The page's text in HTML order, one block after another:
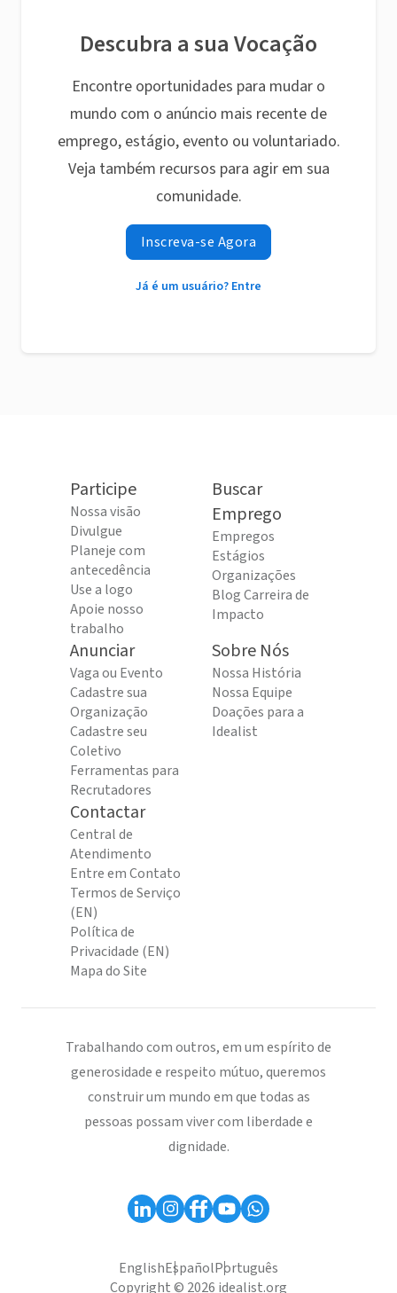
Descubra a sua Vocação
Encontre oportunidades para mudar o
mundo com o anúncio mais recente de
emprego, estágio, evento ou voluntariado.
Veja também recursos para agir em sua
comunidade.
Inscreva-se Agora
Já é um usuário? Entre
Participe
Nossa visão
Divulgue
Planeje com
antecedência
Use a logo
Apoie nosso
trabalho
Buscar
Emprego
Empregos
Estágios
Organizações
Blog Carreira de
Impacto
Anunciar
Vaga ou Evento
Cadastre sua
Organização
Cadastre seu
Coletivo
Ferramentas para
Recrutadores
Sobre Nós
Nossa História
Nossa Equipe
Doações para a
Idealist
Contactar
Central de
Atendimento
Entre em Contato
Termos de Serviço
(EN)
Política de
Privacidade (EN)
Mapa do Site
Trabalhando com outros, em um espírito de
generosidade e respeito mútuo, queremos
construir um mundo em que todas as
pessoas possam viver com liberdade e
dignidade.
EnglishEspañolPortuguês
Copyright © 2026 idealist.org